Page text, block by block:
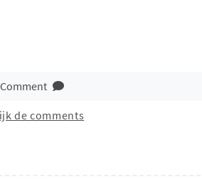
Comment
de comments